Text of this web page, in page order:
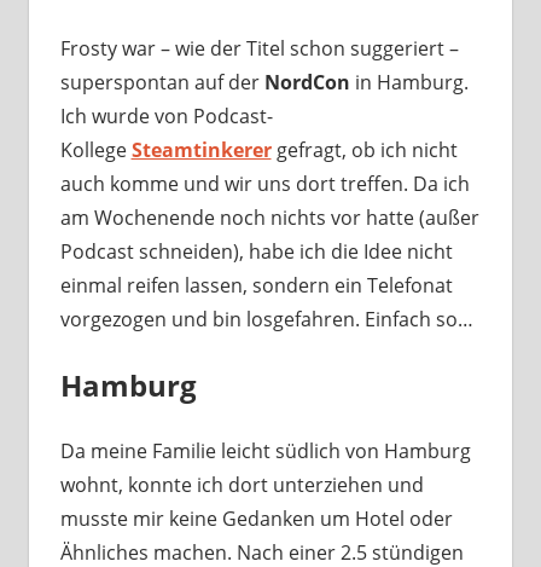
Frosty war – wie der Titel schon suggeriert –
superspontan auf der NordCon in Hamburg.
Ich wurde von Podcast-
KollegeSteamtinkerergefragt, ob ich nicht
auch komme und wir uns dort treffen. Da ich
am Wochenende noch nichts vor hatte (außer
Podcast schneiden), habe ich die Idee nicht
einmal reifen lassen, sondern ein Telefonat
vorgezogen und bin losgefahren. Einfach so…
Hamburg
Da meine Familie leicht südlich von Hamburg
wohnt, konnte ich dort unterziehen und
musste mir keine Gedanken um Hotel oder
Ähnliches machen. Nach einer 2.5 stündigen